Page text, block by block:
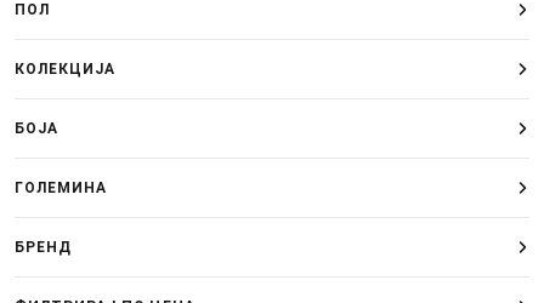
ПОЛ
КОЛЕКЦИЈА
БОЈА
ГОЛЕМИНА
БРЕНД